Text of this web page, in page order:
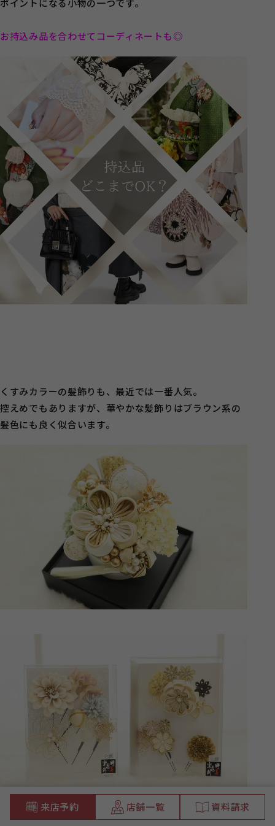
ポイントになる小物の一つです。
お持込み品を合わせてコーディネートも◎
くすみカラーの髪飾りも、最近では一番人気。
控えめでもありますが、華やかな髪飾りはブラウン系の
髪色にも良く似合います。
来店予約 店舗一覧 資料請求